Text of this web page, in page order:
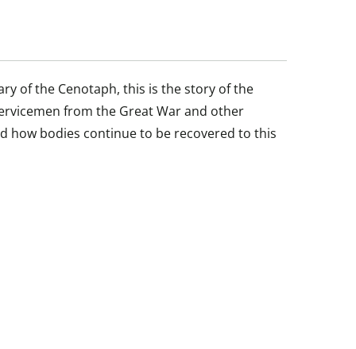
of the Cenotaph, this is the story of the
from the Great War and other
how bodies continue to be recovered to this